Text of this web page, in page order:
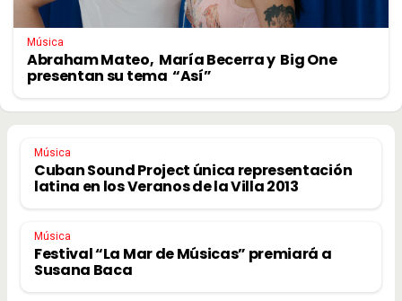
Música
Abraham Mateo, María Becerra y Big One
presentan su tema “Así”
Música
Cuban Sound Project única representación
latina en los Veranos de la Villa 2013
Música
Festival “La Mar de Músicas” premiará a
Susana Baca